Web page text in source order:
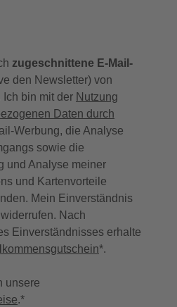
zugeschnittene E-Mail-
den Newsletter) von
Ich bin mit der Nutzung
Daten durch
Werbung, die Analyse
sowie die
und Analyse meiner
und Kartenvorteile
Mein Einverständnis
Nach
Einverständnisses erhalte
*.
unsere
.